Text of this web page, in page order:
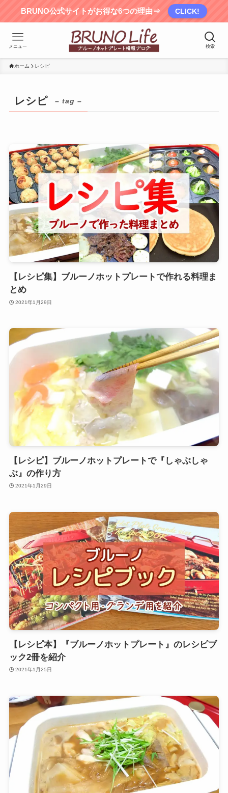
BRUNO公式サイトがお得な6つの理由⇒ CLICK!
検索
メニュー
ホーム レシピ
レシピ – tag –
【レシピ集】ブルーノホットプレートで作れる料理ま
とめ
2021年1月29日
【レシピ】ブルーノホットプレートで『しゃぶしゃ
ぶ』の作り方
2021年1月29日
【レシピ本】『ブルーノホットプレート』のレシピブ
ック2冊を紹介
2021年1月25日